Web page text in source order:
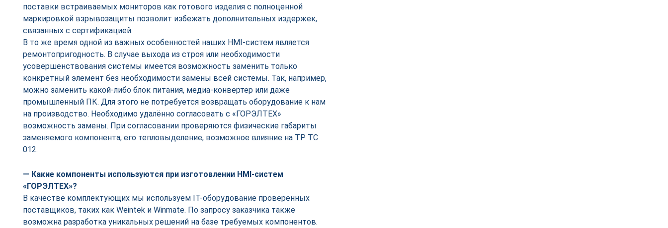
поставки встраиваемых мониторов как готового изделия с полноценной
маркировкой взрывозащиты позволит избежать дополнительных издержек,
связанных с сертификацией.
В то же время одной из важных особенностей наших HMI-систем является
ремонтопригодность. В случае выхода из строя или необходимости
усовершенствования системы имеется возможность заменить только
конкретный элемент без необходимости замены всей системы. Так, например,
можно заменить какой-либо блок питания, медиа-конвертер или даже
промышленный ПК. Для этого не потребуется возвращать оборудование к нам
на производство. Необходимо удалённо согласовать с «ГОРЭЛТЕХ»
возможность замены. При согласовании проверяются физические габариты
заменяемого компонента, его тепловыделение, возможное влияние на ТР ТС
012.
— Какие компоненты используются при изготовлении HMI-систем
«ГОРЭЛТЕХ»?
В качестве комплектующих мы используем IT-оборудование проверенных
поставщиков, таких как Weintek и Winmate. По запросу заказчика также
возможна разработка уникальных решений на базе требуемых компонентов.